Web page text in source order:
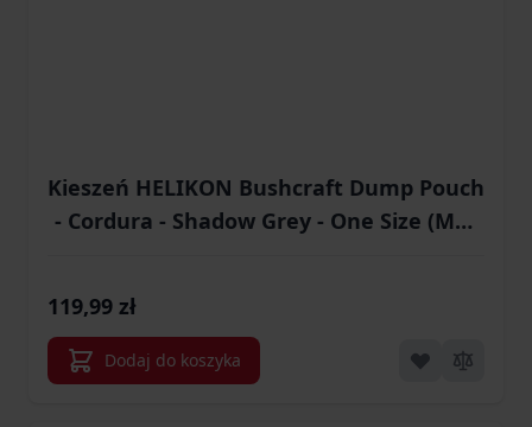
Kieszeń HELIKON Bushcraft Dump Pouch
- Cordura - Shadow Grey - One Size (MO-
119,99 zł
Dodaj do koszyka